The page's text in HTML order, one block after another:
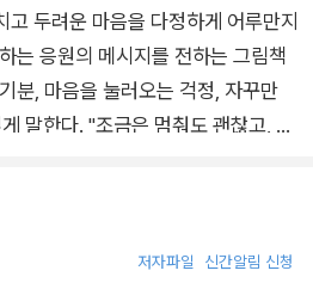
고 두려운 마음을 다정하게 어루만지
는 응원의 메시지를 전하는 그림책
분, 마음을 눌러오는 걱정, 자꾸만
말한다. "조금은 멈춰도 괜찮고, 서
가의 섬세하고 공감 어린 글은 독자
를 불어넣고, 김지영 작가의 따뜻하
저자파일 신간알림 신청